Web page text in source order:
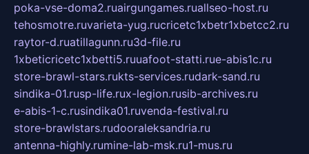
poka-vse-doma2.ruairgungames.ruallseo-host.ru
tehosmotre.ruvarieta-yug.rucricetc1xbetr1xbetcc2.ru
raytor-d.ruatillagunn.ru3d-file.ru
1xbeticricetc1xbetti5.ruuafoot-statti.rue-abis1c.ru
store-brawl-stars.rukts-services.rudark-sand.ru
sindika-01.rusp-life.rux-legion.rusib-archives.ru
e-abis-1-c.rusindika01.ruvenda-festival.ru
store-brawlstars.rudooraleksandria.ru
antenna-highly.rumine-lab-msk.ru1-mus.ru